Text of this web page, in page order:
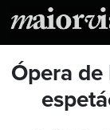
Ópera